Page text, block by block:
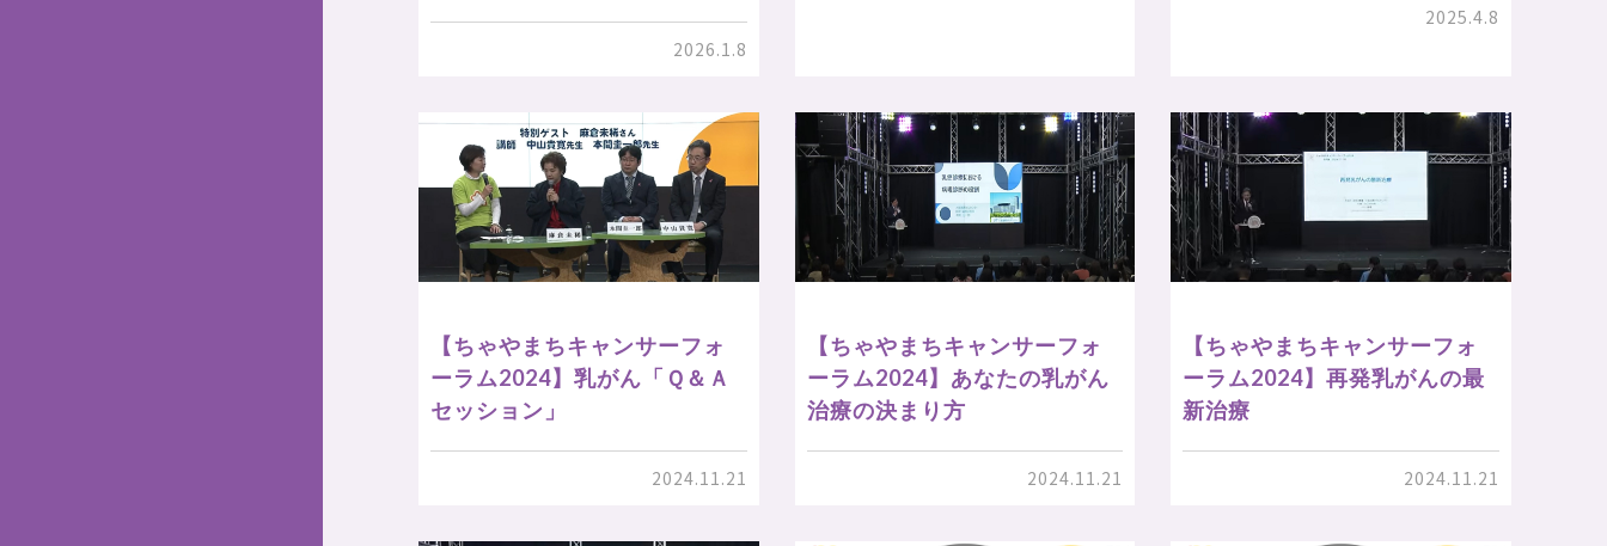
2026.1.8
2025.4.8
【ちゃやまちキャンサーフォ
ーラム2024】乳がん「Ｑ＆Ａ
セッション」
2024.11.21
【ちゃやまちキャンサーフォ
ーラム2024】あなたの乳がん
治療の決まり方
2024.11.21
【ちゃやまちキャンサーフォ
ーラム2024】再発乳がんの最
新治療
2024.11.21